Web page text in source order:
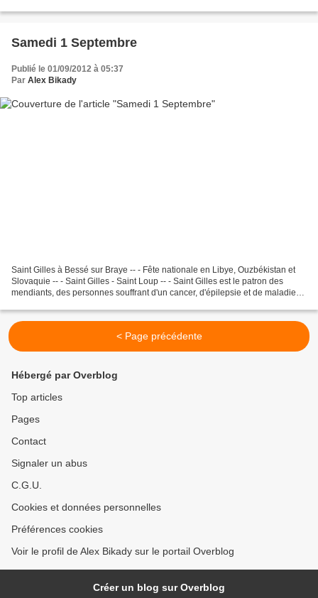
Samedi 1 Septembre
Publié le 01/09/2012 à 05:37
Par Alex Bikady
Saint Gilles à Bessé sur Braye -- - Fête nationale en Libye, Ouzbékistan et
Slovaquie -- - Saint Gilles - Saint Loup -- - Saint Gilles est le patron des
mendiants, des personnes souffrant d'un cancer, d'épilepsie et de maladie
< Page précédente
Hébergé par Overblog
Top articles
Pages
Contact
Signaler un abus
C.G.U.
Cookies et données personnelles
Préférences cookies
Voir le profil de Alex Bikady sur le portail Overblog
Créer un blog sur Overblog